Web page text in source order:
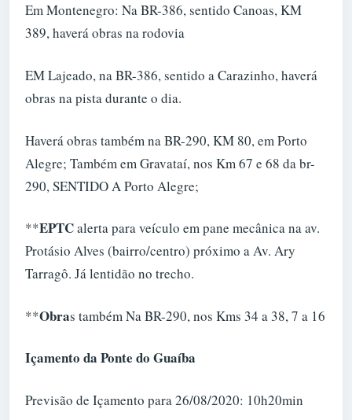
Em Montenegro: Na BR-386, sentido Canoas, KM
389, haverá obras na rodovia
EM Lajeado, na BR-386, sentido a Carazinho, haverá
obras na pista durante o dia.
Haverá obras também na BR-290, KM 80, em Porto
Alegre; Também em Gravataí, nos Km 67 e 68 da br-
290, SENTIDO A Porto Alegre;
**EPTCalerta para veículo em pane mecânica na av.
Protásio Alves (bairro/centro) próximo a Av. Ary
Tarragô. Já lentidão no trecho.
**Obras também Na BR-290, nos Kms 34 a 38, 7 a 16
Içamento da Ponte do Guaíba
Previsão de Içamento para 26/08/2020: 10h20min